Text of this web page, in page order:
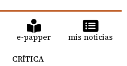
e-papper mis noticias
CRÍTICA